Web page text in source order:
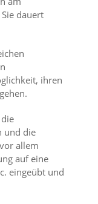
dauert
ihren
und die
allem
auf eine
eingeübt und